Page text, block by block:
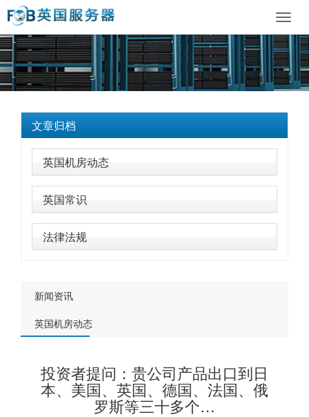
文章归档
英国机房动态
英国常识
法律法规
新闻资讯
英国机房动态
投资者提问：贵公司产品出口到日
本、美国、英国、德国、法国、俄
罗斯等三十多个…